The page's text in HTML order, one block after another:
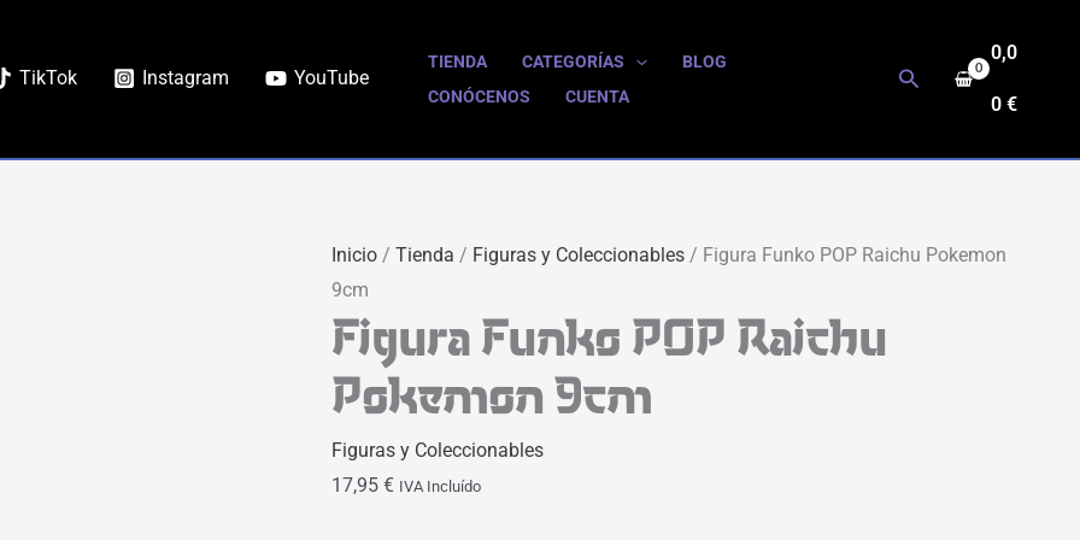
TikTok Instagram YouTube
TIENDA CATEGORÍAS
BLOG
CONÓCENOS
CUENTA
Buscar
0,0
0€
Inicio /Tienda / Figuras y Coleccionables / Figura Funko POP Raichu Pokemon
9cm
Figura Funko POP Raichu
Pokemon 9cm
Figuras y Coleccionables
17,95€ IVA Incluído
POP
Pokemon